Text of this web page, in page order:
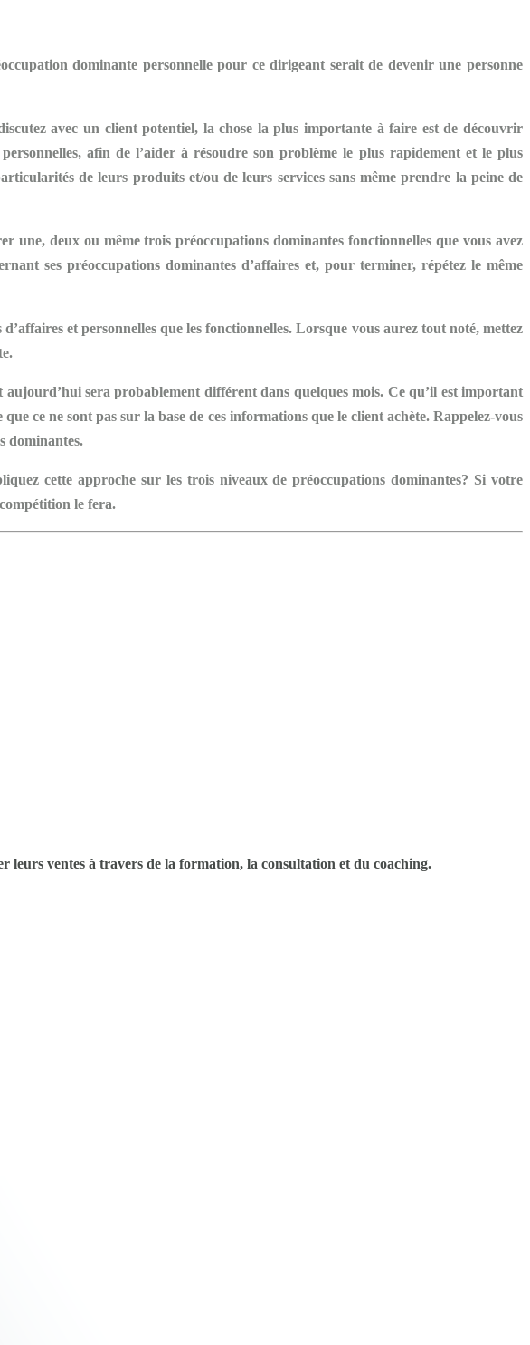
dominante personnellepour ce dirigeant serait de devenir une personne
avec un client potentiel, la chose la plus importante à faire est de découvrir
afin de l’aider à résoudre son problème le plus rapidement et le plus
de leurs produits et/ou de leurs services sans même prendre la peine de
une, deux ou même troispréoccupations dominantes fonctionnellesque vous avez
sespréoccupations dominantesd’affaireset, pour terminer, répétez le même
et personnelles que les fonctionnelles. Lorsque vous aurez tout noté, mettez
sera probablement différent dans quelques mois. Ce qu’il est important
ce ne sont pas sur la base de ces informations que le client achète. Rappelez-vous
dominantes.
cette approche sur les trois niveaux de préoccupations dominantes? Si votre
le fera.
leurs ventes à travers de la formation, la consultation et du coaching.